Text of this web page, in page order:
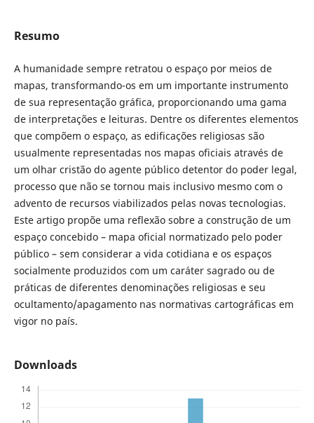
Resumo
A humanidade sempre retratou o espaço por meios de
mapas, transformando-os em um importante instrumento
de sua representação gráfica, proporcionando uma gama
de interpretações e leituras. Dentre os diferentes elementos
que compõem o espaço, as edificações religiosas são
usualmente representadas nos mapas oficiais através de
um olhar cristão do agente público detentor do poder legal,
processo que não se tornou mais inclusivo mesmo com o
advento de recursos viabilizados pelas novas tecnologias.
Este artigo propõe uma reflexão sobre a construção de um
espaço concebido – mapa oficial normatizado pelo poder
público – sem considerar a vida cotidiana e os espaços
socialmente produzidos com um caráter sagrado ou de
práticas de diferentes denominações religiosas e seu
ocultamento/apagamento nas normativas cartográficas em
vigor no país.
Downloads